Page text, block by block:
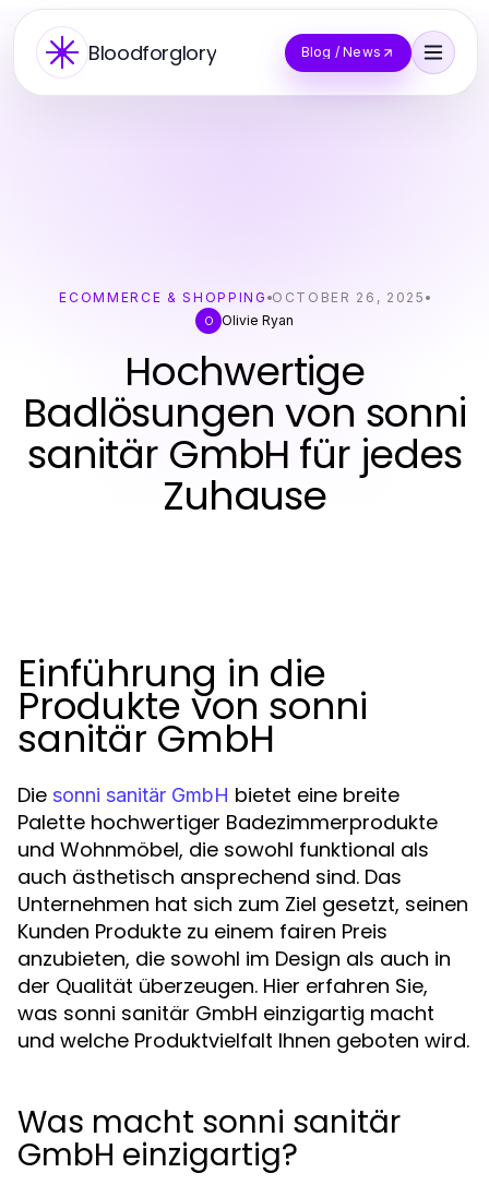
Bloodforglory Blog / News
ECOMMERCE & SHOPPING OCTOBER 26, 2025
O Olivie Ryan
Hochwertige
Badlösungen von sonni
sanitär GmbH für jedes
Zuhause
Einführung in die
Produkte von sonni
sanitär GmbH
Die sonni sanitär GmbH bietet eine breite
Palette hochwertiger Badezimmerprodukte
und Wohnmöbel, die sowohl funktional als
auch ästhetisch ansprechend sind. Das
Unternehmen hat sich zum Ziel gesetzt, seinen
Kunden Produkte zu einem fairen Preis
anzubieten, die sowohl im Design als auch in
der Qualität überzeugen. Hier erfahren Sie,
was sonni sanitär GmbH einzigartig macht
und welche Produktvielfalt Ihnen geboten wird.
Was macht sonni sanitär
GmbH einzigartig?